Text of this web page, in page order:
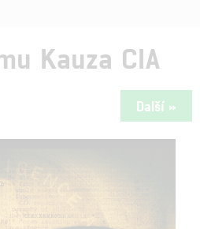
Kauza CIA
Další »